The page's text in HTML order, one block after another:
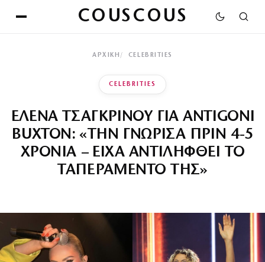
COUSCOUS
ΑΡΧΙΚΉ CELEBRITIES
CELEBRITIES
ΕΛΕΝΑ ΤΣΑΓΚΡΙΝΟΥ ΓΙΑ ANTIGONI
BUXTON: «ΤΗΝ ΓΝΩΡΙΣΑ ΠΡΙΝ 4-5
ΧΡΟΝΙΑ – ΕΙΧΑ ΑΝΤΙΛΗΦΘΕΙ ΤΟ
ΤΑΠΕΡΑΜΕΝΤΟ ΤΗΣ»